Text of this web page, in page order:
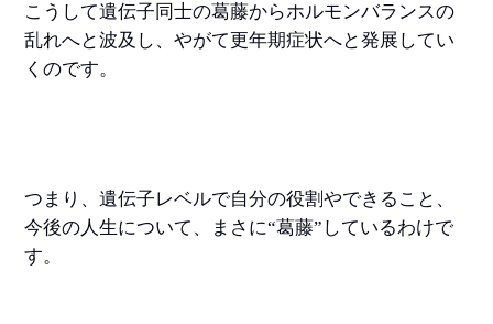
こうして遺伝子同士の葛藤からホルモンバランスの
乱れへと波及し、やがて更年期症状へと発展してい
くのです。
つまり、遺伝子レベルで自分の役割やできること、
今後の人生について、まさに“葛藤”しているわけで
す。